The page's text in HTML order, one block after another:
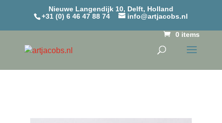
Nieuwe Langendijk 10, Delft, Holland
+31 (0) 6 46 47 88 74
info@artjacobs.nl
0 items